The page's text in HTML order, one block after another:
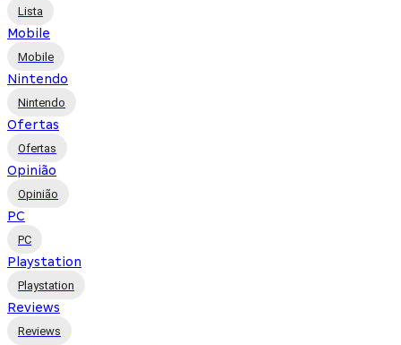
Lista
Mobile
Mobile
Nintendo
Nintendo
Ofertas
Ofertas
Opinião
Opinião
PC
PC
Playstation
Playstation
Reviews
Reviews